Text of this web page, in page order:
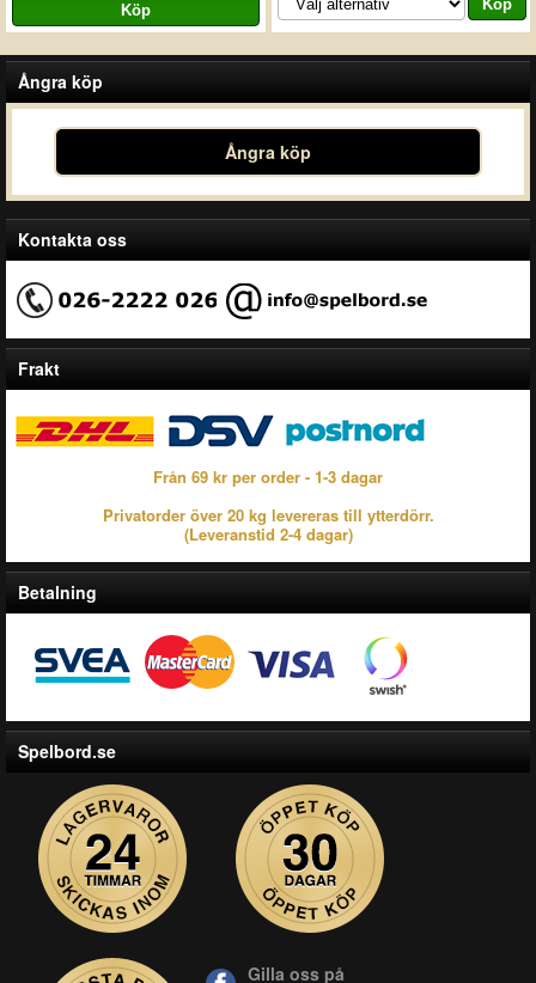
Ångra köp
Ångra köp
Kontakta oss
Frakt
Från 69 kr per order - 1-3 dagar
Privatorder över 20 kg levereras till ytterdörr.
(Leveranstid 2-4 dagar)
Betalning
Spelbord.se
Gilla oss på